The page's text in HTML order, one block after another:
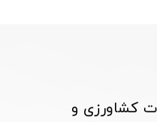
کشاورزی و